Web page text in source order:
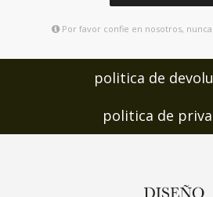
Por favor confie en nosotros,
politica de
politica de